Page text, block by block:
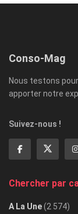
Conso-Mag
Nous testons
apporter notre
Suivez-nous !
Chercher par
A La Une(2 574)